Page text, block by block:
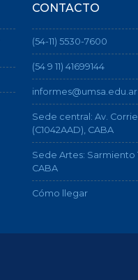
CONTACTO
(54-11) 5530-7600
(54 9 11) 41699144
informes@umsa.edu.ar
Sede central: Av.
(C1042AAD), CABA
Sede Artes: Sarmiento
CABA
Cómo llegar